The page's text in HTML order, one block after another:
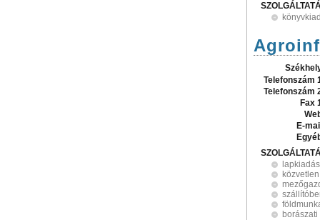
Telefonszám
Telefonszám
Fax
E-
lapkiadás